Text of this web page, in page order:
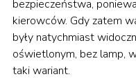
bezpieczeństwa,
kierowców. Gdy zatem
były natychmiast
oświetlonym, bez lamp,
taki wariant.